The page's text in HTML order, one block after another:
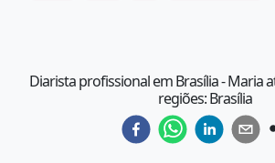
Diarista profissional em Brasília - Maria
regiões: Brasília